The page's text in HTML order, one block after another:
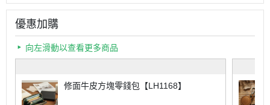
優惠加購
向左滑動以查看更多商品
修面牛皮方塊零錢包【LH1168】